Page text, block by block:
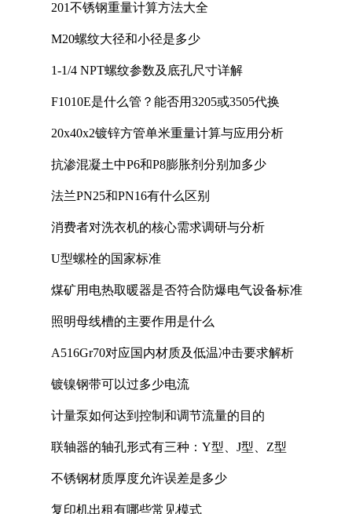
201不锈钢重量计算方法大全
M20螺纹大径和小径是多少
1-1/4 NPT螺纹参数及底孔尺寸详解
F1010E是什么管？能否用3205或3505代换
20x40x2镀锌方管单米重量计算与应用分析
抗渗混凝土中P6和P8膨胀剂分别加多少
法兰PN25和PN16有什么区别
消费者对洗衣机的核心需求调研与分析
U型螺栓的国家标准
煤矿用电热取暖器是否符合防爆电气设备标准
照明母线槽的主要作用是什么
A516Gr70对应国内材质及低温冲击要求解析
镀镍钢带可以过多少电流
计量泵如何达到控制和调节流量的目的
联轴器的轴孔形式有三种：Y型、J型、Z型
不锈钢材质厚度允许误差是多少
复印机出租有哪些常见模式